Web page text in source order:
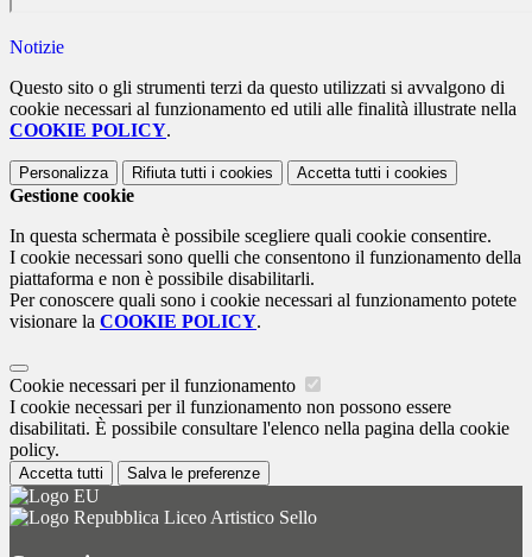
Notizie
Questo sito o gli strumenti terzi da questo utilizzati si avvalgono di
cookie necessari al funzionamento ed utili alle finalità illustrate nella
COOKIE POLICY.
Personalizza Rifiuta tutti i cookies Accetta tutti i cookies
Gestione cookie
In questa schermata è possibile scegliere quali cookie consentire.
I cookie necessari sono quelli che consentono il funzionamento della
piattaforma e non è possibile disabilitarli.
Per conoscere quali sono i cookie necessari al funzionamento potete
visionare la COOKIE POLICY.
Cookie necessari per il funzionamento
I cookie necessari per il funzionamento non possono essere
disabilitati. È possibile consultare l'elenco nella pagina della cookie
policy.
Accetta tutti Salva le preferenze
Liceo Artistico Sello